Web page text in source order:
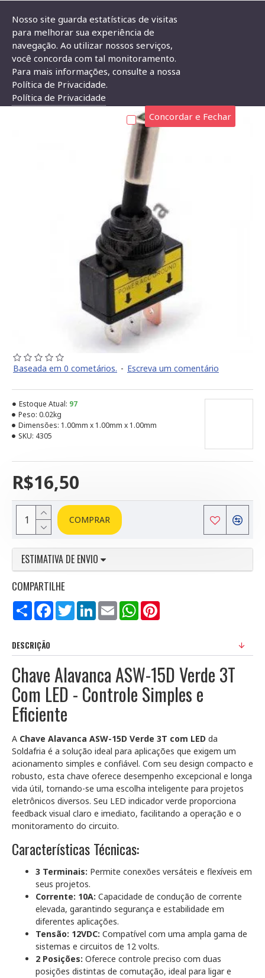
Chave Alavanca ASW-15D Verde 3T Com Led
CHAVE ALAVANCA ASW-15D VERDE 3T COM LED
Baseada em 0 cometários. - Escreva um comentário
R$16,50
Estoque Atual: 97
Peso: 0.02kg
Dimensões: 1.00mm x 1.00mm x 1.00mm
SKU: 4305
COMPRAR
ESTIMATIVA DE ENVIO
COMPARTILHE
Compartilhar
FacebookTwitterLinkedInEmail WhatsApp
DESCRIÇÃO
Chave Alavanca ASW-15D Verde 3T
Com LED - Controle Simples e
Eficiente
A Chave Alavanca ASW-15D Verde 3T com LED da
Soldafria é a solução ideal para aplicações que exigem um
acionamento simples e confiável. Com seu design compacto e
robusto, esta chave oferece desempenho excepcional e longa
vida útil, tornando-se uma escolha inteligente para projetos
eletrônicos diversos. Seu LED indicador verde proporciona
feedback visual claro e imediato, facilitando a operação e o
monitoramento do circuito.
Características Técnicas:
3 Terminais: Permite conexões versáteis e flexíveis em
seus projetos.
Corrente: 10A: Capacidade de condução de corrente
elevada, garantindo segurança e estabilidade em
diferentes aplicações.
Tensão: 12VDC: Compatível com uma ampla gama de
sistemas e circuitos de 12 volts.
2 Posições: Oferece controle preciso com duas
posições distintas de comutação, ideal para ligar e
Nosso site guarda estatísticas de visitas
para melhorar sua experiência de
navegação. Ao utilizar nossos serviços,
você concorda com tal monitoramento.
Para mais informações, consulte a nossa
Política de Privacidade.
Política de Privacidade
Concordar e Fechar